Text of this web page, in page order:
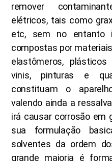
remover
elétricos, tais como
etc, sem no entanto
compostas por
elastômeros, plásticos
vinis, pinturas e
constituam o
valendo ainda a
irá causar corrosão em
sua formulação
solventes da ordem
grande maioria é